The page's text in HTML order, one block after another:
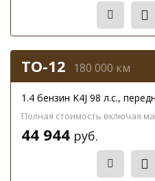
ТО-12 180 000 км
1.4 бензин K4J 98 л.с.,
Полная стоимость включая
44 944 руб.